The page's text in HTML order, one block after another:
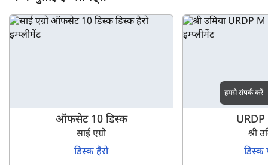
ऑफसेट 10 डिस्क
साई एग्रो
डिस्क हैरो
श्री
डिस्क
हमसे संपर्क करें